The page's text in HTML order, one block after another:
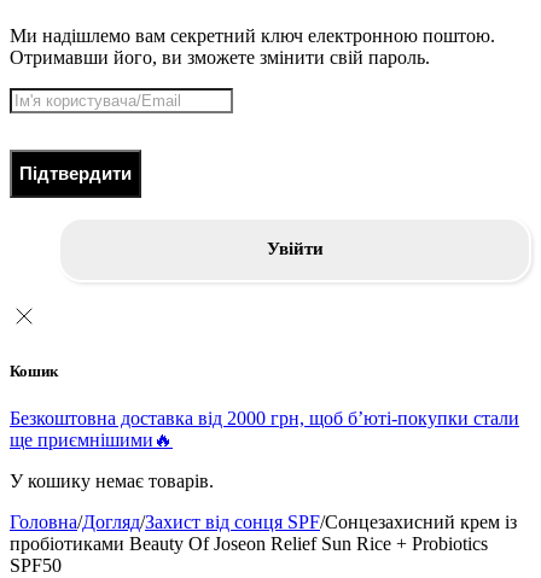
Ми надішлемо вам секретний ключ електронною поштою.
Отримавши його, ви зможете змінити свій пароль.
Підтвердити
Увійти
Кошик
Безкоштовна доставка від 2000 грн, щоб б’юті-покупки стали
ще приємнішими🔥
У кошику немає товарів.
Головна/Догляд/Захист від сонця SPF/Сонцезахисний крем із
пробіотиками Beauty Of Joseon Relief Sun Rice + Probiotics
SPF50